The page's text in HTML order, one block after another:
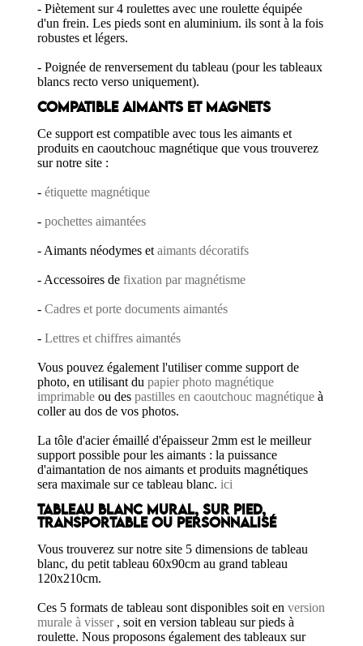
- Piètement sur 4 roulettes avec une roulette équipée
d'un frein. Les pieds sont en aluminium. ils sont à la fois
robustes et légers.
- Poignée de renversement du tableau (pour les tableaux
blancs recto verso uniquement).
COMPATIBLE AIMANTS ET MAGNETS
Ce support est compatible avec tous les aimants et
produits en caoutchouc magnétique que vous trouverez
sur notre site :
-étiquette magnétique
-pochettes aimantées
- Aimants néodymes etaimants décoratifs
- Accessoires defixation par magnétisme
-Cadres et porte documents aimantés
-Lettres et chiffres aimantés
Vous pouvez également l'utiliser comme support de
photo, en utilisant dupapier photo magnétique
imprimable ou despastilles en caoutchouc magnétique à
coller au dos de vos photos.
La tôle d'acier émaillé d'épaisseur 2mm est le meilleur
support possible pour les aimants : la puissance
d'aimantation de nos aimants et produits magnétiques
sera maximale sur ce tableau blanc.ici
TABLEAU BLANC MURAL, SUR PIED,
TRANSPORTABLE OU PERSONNALISÉ
Vous trouverez sur notre site 5 dimensions de tableau
blanc, du petit tableau 60x90cm au grand tableau
120x210cm.
Ces 5 formats de tableau sont disponibles soit enversion
murale à visser, soit en version tableau sur pieds à
roulette. Nous proposons également des tableaux sur